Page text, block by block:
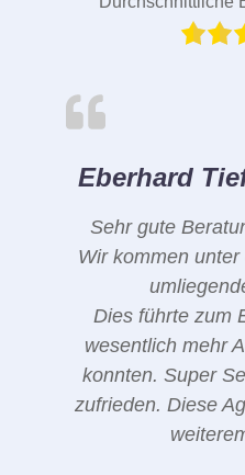
Eberhard
Sehr gute
Wir kommen
Dies führte zum
wesentlich mehr
konnten. Super
zufrieden. Diese